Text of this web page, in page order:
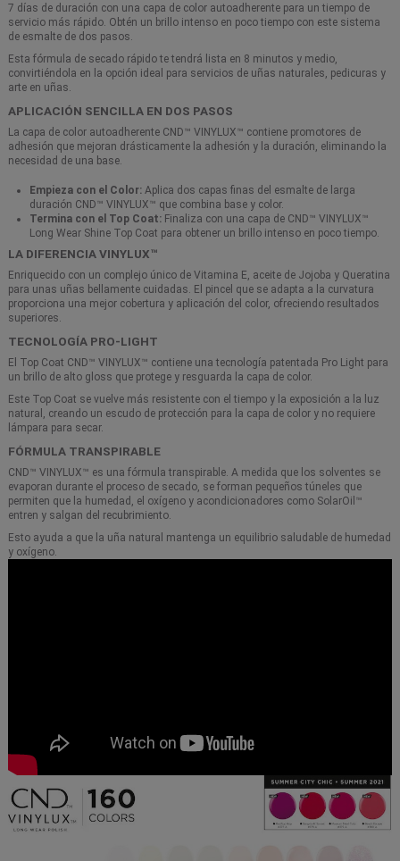
7 días de duración con una capa de color autoadherente para un tiempo de
servicio más rápido. Obtén un brillo intenso en poco tiempo con este sistema
de esmalte de dos pasos.
Esta fórmula de secado rápido te tendrá lista en 8 minutos y medio,
convirtiéndola en la opción ideal para servicios de uñas naturales, pedicuras y
arte en uñas.
APLICACIÓN SENCILLA EN DOS PASOS
La capa de color autoadherente CND™ VINYLUX™ contiene promotores de
adhesión que mejoran drásticamente la adhesión y la duración, eliminando la
necesidad de una base.
Empieza con el Color: Aplica dos capas finas del esmalte de larga
duración CND™ VINYLUX™ que combina base y color.
Termina con el Top Coat: Finaliza con una capa de CND™ VINYLUX™
Long Wear Shine Top Coat para obtener un brillo intenso en poco tiempo.
LA DIFERENCIA VINYLUX™
Enriquecido con un complejo único de Vitamina E, aceite de Jojoba y Queratina
para unas uñas bellamente cuidadas. El pincel que se adapta a la curvatura
proporciona una mejor cobertura y aplicación del color, ofreciendo resultados
superiores.
TECNOLOGÍA PRO-LIGHT
El Top Coat CND™ VINYLUX™ contiene una tecnología patentada Pro Light para
un brillo de alto gloss que protege y resguarda la capa de color.
Este Top Coat se vuelve más resistente con el tiempo y la exposición a la luz
natural, creando un escudo de protección para la capa de color y no requiere
lámpara para secar.
FÓRMULA TRANSPIRABLE
CND™ VINYLUX™ es una fórmula transpirable. A medida que los solventes se
evaporan durante el proceso de secado, se forman pequeños túneles que
permiten que la humedad, el oxígeno y acondicionadores como SolarOil™
entren y salgan del recubrimiento.
Esto ayuda a que la uña natural mantenga un equilibrio saludable de humedad
y oxígeno.